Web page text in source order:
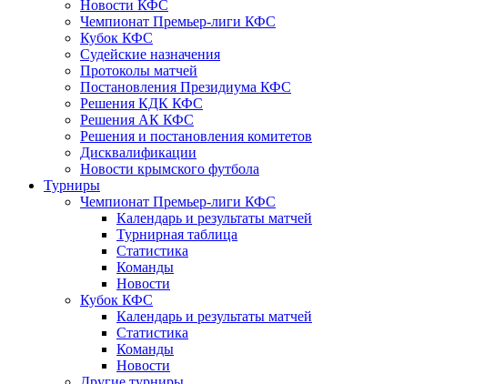
Новости КФС
Чемпионат Премьер-лиги КФС
Кубок КФС
Судейские назначения
Протоколы матчей
Постановления Президиума КФС
Решения КДК КФС
Решения АК КФС
Решения и постановления комитетов
Дисквалификации
Новости крымского футбола
Турниры
Чемпионат Премьер-лиги КФС
Календарь и результаты матчей
Турнирная таблица
Статистика
Команды
Новости
Кубок КФС
Календарь и результаты матчей
Статистика
Команды
Новости